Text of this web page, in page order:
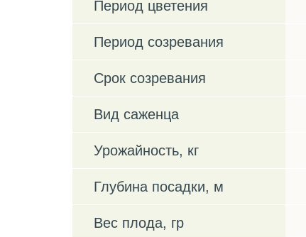
Период цветения
Период созревания
Срок созревания
Вид саженца
Урожайность, кг
Глубина посадки, м
Вес плода, гр